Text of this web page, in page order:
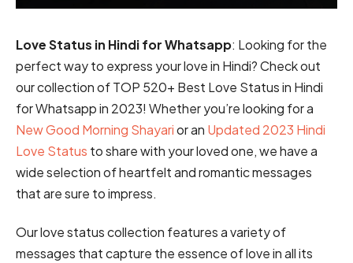
Love Status in Hindi for Whatsapp: Looking for the
perfect way to express your love in Hindi? Check out
our collection of TOP 520+ Best Love Status in Hindi
for Whatsapp in 2023! Whether you’re looking for a
New Good Morning Shayarior an Updated 2023 Hindi
Love Status to share with your loved one, we have a
wide selection of heartfelt and romantic messages
that are sure to impress.
Our love status collection features a variety of
messages that capture the essence of love in all its